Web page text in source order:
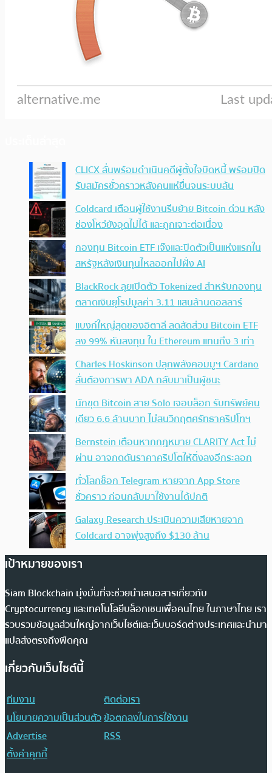
CLICX ลั่นพร้อมดำเนินคดีผู้ตั้งใจบิดหนี้ พร้อมปิด
รับสมัครชั่วคราวหลังคนแห่ยื่นจนระบบล้น
Coldcard เตือนผู้ใช้งานรีบย้าย Bitcoin ด่วน หลัง
ช่องโหว่ยังอุดไม่ได้ และถูกเจาะต่อเนื่อง
กองทุน Bitcoin ETF เจ๊งและปิดตัวเป็นแห่งแรกใน
สหรัฐหลังเงินทุนไหลออกไปฝั่ง AI
BlackRock ลุยเปิดตัว Tokenized สำหรับกองทุน
ตลาดเงินยุโรปมูลค่า 3.11 แสนล้านดอลลาร์
แบงก์ใหญ่สุดของอิตาลี ลดสัดส่วน Bitcoin ETF
ลง 99% หันลงทุน ใน Ethereum แทนถึง 3 เท่า
Charles Hoskinson ปลุกพลังคอมมูฯ Cardano
ลั่นต้องการพา ADA กลับมาเป็นผู้ชนะ
นักขุด Bitcoin สาย Solo เจอบล็อก รับทรัพย์คน
เดียว 6.6 ล้านบาท ไม่สนวิกฤตศรัทธาคริปโทฯ
Bernstein เตือนหากกฎหมาย CLARITY Act ไม่
ผ่าน อาจกดดันราคาคริปโตให้ดิ่งลงอีกระลอก
ทั่วโลกช็อก Telegram หายจาก App Store
ชั่วคราว ก่อนกลับมาใช้งานได้ปกติ
Galaxy Research ประเมินความเสียหายจาก
Coldcard อาจพุ่งสูงถึง $130 ล้าน
เป้าหมายของเรา
Siam Blockchain มุ่งมั่นที่จะช่วยนำเสนอสารเกี่ยวกับ
Cryptocurrency และเทคโนโลยีบล็อกเชนเพื่อคนไทย ในภาษาไทย เรา
รวบรวมข้อมูลส่วนใหญ่จากเว็บไซต์และเว็บบอร์ดต่างประเทศและนำมา
แปลส่งตรงถึงฟีดคุณ
เกี่ยวกับเว็บไซต์นี้
ทีมงาน
ติดต่อเรา
นโยบายความเป็นส่วนตัวข้อตกลงในการใช้งาน
Advertise
RSS
ตั้งค่าคุกกี้